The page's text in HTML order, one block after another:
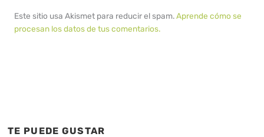
Este sitio usa Akismet para reducir el spam.Aprende cómo se
procesan los datos de tus comentarios.
TE PUEDE GUSTAR